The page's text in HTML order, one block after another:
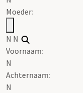
Moeder:
N N
Voornaam:
N
Achternaam:
N